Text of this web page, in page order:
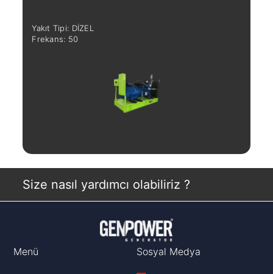
Yakıt Tipi: DİZEL
Frekans: 50
Size nasıl yardımcı olabiliriz ?
Menü Sosyal Medya